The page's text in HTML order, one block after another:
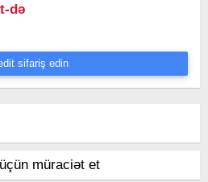
də
sifariş edin
müraciət et